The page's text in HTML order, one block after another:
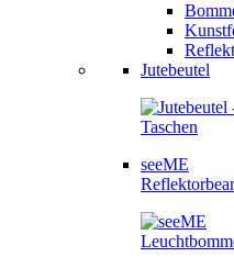
Jutebeutel
seeME